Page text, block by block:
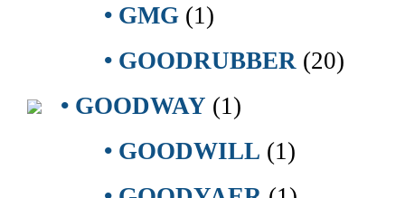
• GMG (1)
• GOODRUBBER (20)
• GOODWAY (1)
• GOODWILL (1)